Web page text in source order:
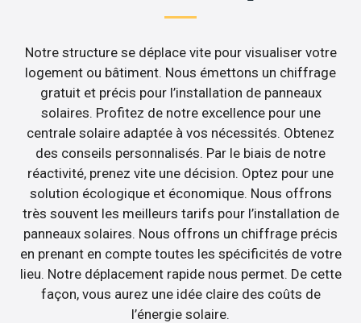
Notre structure se déplace vite pour visualiser votre
logement ou bâtiment. Nous émettons un chiffrage
gratuit et précis pour l’installation de panneaux
solaires. Profitez de notre excellence pour une
centrale solaire adaptée à vos nécessités. Obtenez
des conseils personnalisés. Par le biais de notre
réactivité, prenez vite une décision. Optez pour une
solution écologique et économique. Nous offrons
très souvent les meilleurs tarifs pour l’installation de
panneaux solaires. Nous offrons un chiffrage précis
en prenant en compte toutes les spécificités de votre
lieu. Notre déplacement rapide nous permet. De cette
façon, vous aurez une idée claire des coûts de
l’énergie solaire.